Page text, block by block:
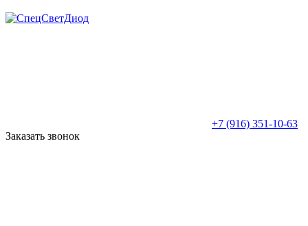
+7 (916) 351-10-63
Заказать звонок